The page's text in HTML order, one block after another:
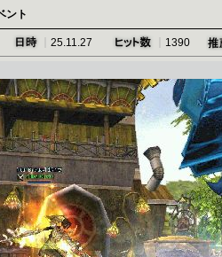
ント
25.11.27 1390